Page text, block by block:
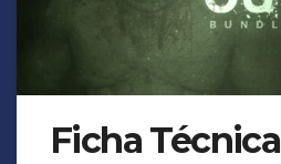
Ficha Técnica